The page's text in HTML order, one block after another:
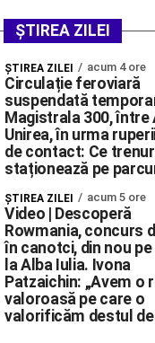
ȘTIREA ZILEI
ŞTIREA ZILEI acum 4 ore
Circulație feroviară
suspendată
Magistrala 300, între
Unirea, în urma
de contact: Ce
staționează pe
ŞTIREA ZILEI acum 5 ore
Video | Descoperă
Rowmania, concurs
în canotci, din nou
la Alba Iulia. Ivona
Patzaichin: „Avem o
valoroasă pe care o
valorificăm destul de